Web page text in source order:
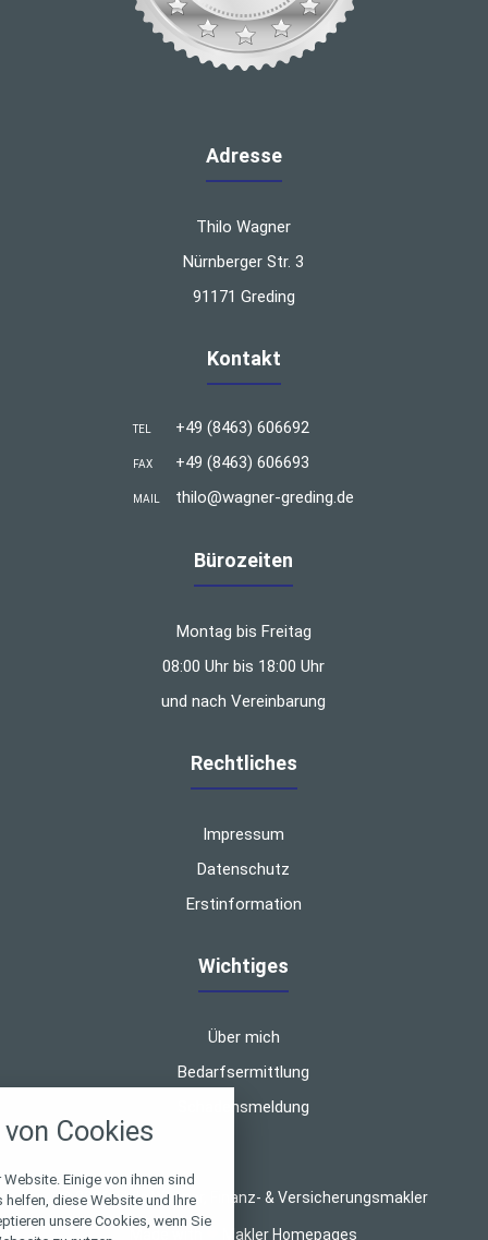
Adresse
Thilo Wagner
Nürnberger Str. 3
91171 Greding
Kontakt
TEL +49 (8463) 606692
FAX +49 (8463) 606693
MAIL thilo@wagner-greding.de
Bürozeiten
Montag bis Freitag
08:00 Uhr bis 18:00 Uhr
und nach Vereinbarung
Rechtliches
Impressum
Datenschutz
Erstinformation
Wichtiges
Über mich
Bedarfsermittlung
Schadensmeldung
© 2026 Thilo Wagner, Finanz- & Versicherungsmakler
Makler Homepages
Cookies
Einige von ihnen sind
diese Website und Ihre
unsere Cookies, wenn Sie
alle verwendeten Cookies und
zu blockieren.
Notwendig